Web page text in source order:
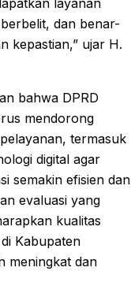
layanan
dan benar-
kepastian,” ujar H.
bahwa DPRD
mendorong
termasuk
digital agar
semakin efisien dan
evaluasi yang
kualitas
Kabupaten
meningkat dan